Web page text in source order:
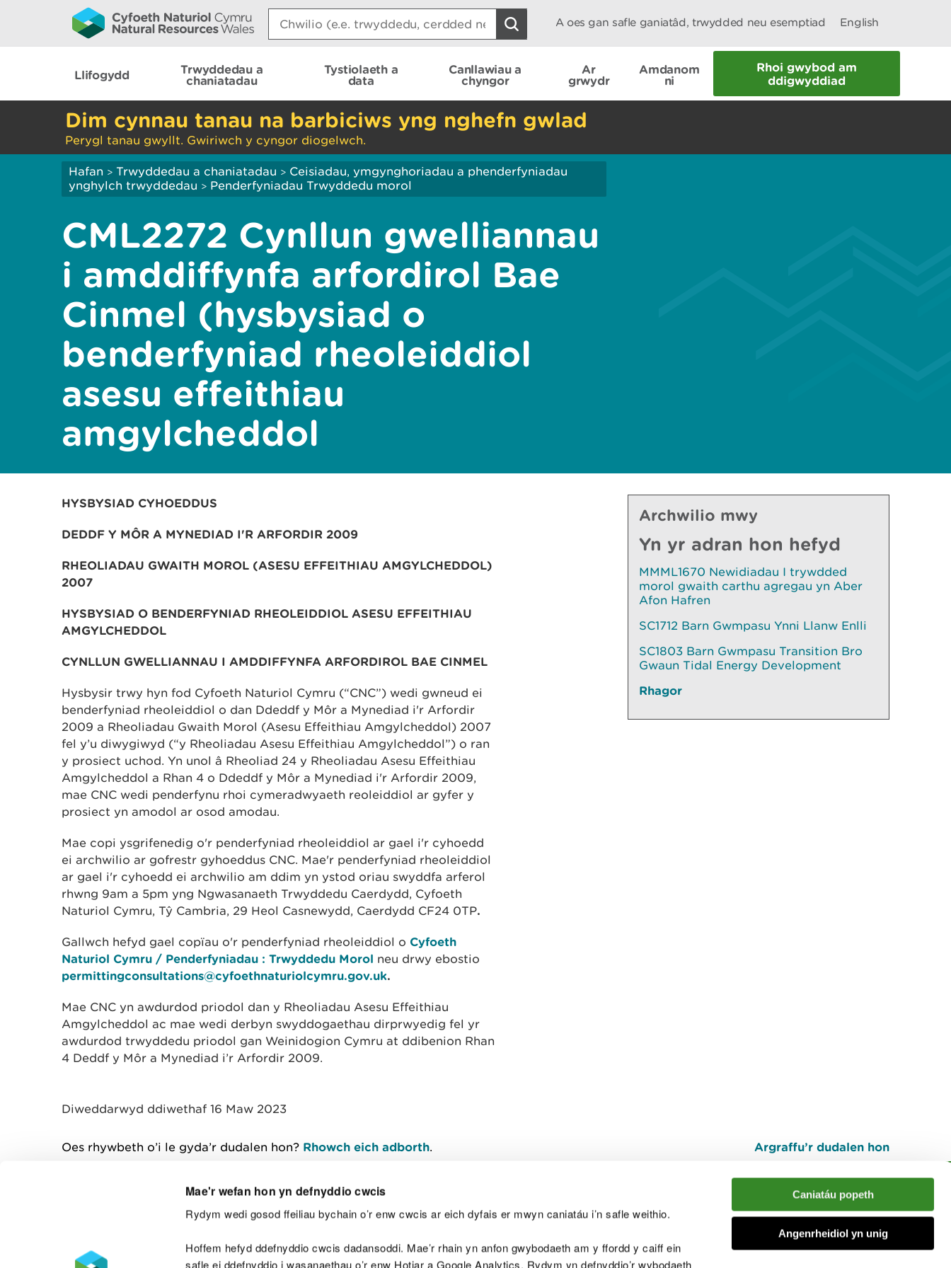
Mae'r wefan hon yn defnyddio cwcis
Rydym wedi gosod ffeiliau bychain o’r enw cwcis ar eich dyfais er mwyn caniatáu i’n safle weithio.
Hoffem hefyd ddefnyddio cwcis dadansoddi. Mae’r rhain yn anfon gwybodaeth am y ffordd y caiff ein
safle ei ddefnyddio i wasanaethau o’r enw Hotjar a Google Analytics. Rydym yn defnyddio’r wybodaeth
Caniatáu popeth
Angenrheidiol yn unig
Search:
A oes gan safle ganiatâd, trwydded neu esemptiad English
Llifogydd
Trwyddedau a
chaniatadau
Tystiolaeth a
data
Canllawiau a
chyngor
Ar
grwydr
Amdanom
ni
Rhoi gwybod am
ddigwyddiad
Dim cynnau tanau na barbiciws yng nghefn gwlad
Perygl tanau gwyllt. Gwiriwch y cyngor diogelwch.
Hafan > Trwyddedau a chaniatadau > Ceisiadau, ymgynghoriadau a phenderfyniadau
ynghylch trwyddedau > Penderfyniadau Trwyddedu morol
CML2272 Cynllun gwelliannau
i amddiffynfa arfordirol Bae
Cinmel (hysbysiad o
benderfyniad rheoleiddiol
asesu effeithiau
amgylcheddol
HYSBYSIAD CYHOEDDUS
DEDDF Y MÔR A MYNEDIAD I'R ARFORDIR 2009
RHEOLIADAU GWAITH MOROL (ASESU EFFEITHIAU AMGYLCHEDDOL)
2007
HYSBYSIAD O BENDERFYNIAD RHEOLEIDDIOL ASESU EFFEITHIAU
AMGYLCHEDDOL
CYNLLUN GWELLIANNAU I AMDDIFFYNFA ARFORDIROL BAE CINMEL
Hysbysir trwy hyn fod Cyfoeth Naturiol Cymru (“CNC”) wedi gwneud ei
benderfyniad rheoleiddiol o dan Ddeddf y Môr a Mynediad i'r Arfordir
2009 a Rheoliadau Gwaith Morol (Asesu Effeithiau Amgylcheddol) 2007
fel y’u diwygiwyd (“y Rheoliadau Asesu Effeithiau Amgylcheddol”) o ran
y prosiect uchod. Yn unol â Rheoliad 24 y Rheoliadau Asesu Effeithiau
Amgylcheddol a Rhan 4 o Ddeddf y Môr a Mynediad i'r Arfordir 2009,
mae CNC wedi penderfynu rhoi cymeradwyaeth reoleiddiol ar gyfer y
prosiect yn amodol ar osod amodau.
Mae copi ysgrifenedig o'r penderfyniad rheoleiddiol ar gael i'r cyhoedd
ei archwilio ar gofrestr gyhoeddus CNC. Mae'r penderfyniad rheoleiddiol
ar gael i'r cyhoedd ei archwilio am ddim yn ystod oriau swyddfa arferol
rhwng 9am a 5pm yng Ngwasanaeth Trwyddedu Caerdydd, Cyfoeth
Naturiol Cymru, Tŷ Cambria, 29 Heol Casnewydd, Caerdydd CF24 0TP.
Gallwch hefyd gael copïau o'r penderfyniad rheoleiddiol o Cyfoeth
Naturiol Cymru / Penderfyniadau : Trwyddedu Morol neu drwy ebostio
permittingconsultations@cyfoethnaturiolcymru.gov.uk.
Mae CNC yn awdurdod priodol dan y Rheoliadau Asesu Effeithiau
Amgylcheddol ac mae wedi derbyn swyddogaethau dirprwyedig fel yr
awdurdod trwyddedu priodol gan Weinidogion Cymru at ddibenion Rhan
4 Deddf y Môr a Mynediad i’r Arfordir 2009.
Archwilio mwy
Yn yr adran hon hefyd
MMML1670 Newidiadau I trywdded
morol gwaith carthu agregau yn Aber
Afon Hafren
SC1712 Barn Gwmpasu Ynni Llanw Enlli
SC1803 Barn Gwmpasu Transition Bro
Gwaun Tidal Energy Development
Rhagor
Diweddarwyd ddiwethaf 16 Maw 2023
Oes rhywbeth o’i le gyda’r dudalen hon? Rhowch eich adborth. Argraffu’r dudalen hon
I fyny